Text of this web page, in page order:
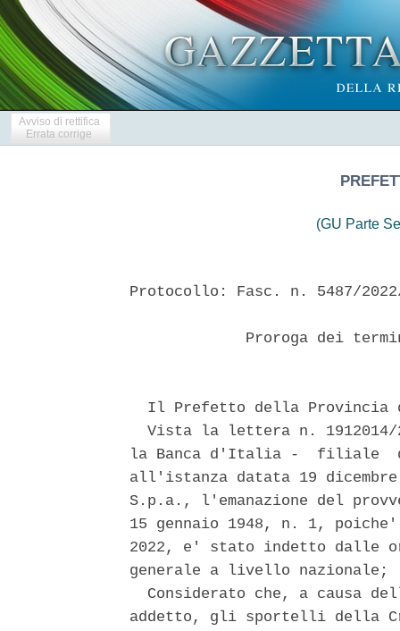
Avviso di rettifica
Errata corrige
(GU Parte
Protocollo: Fasc. n. 5487/
Proroga dei
Il Prefetto della Provincia
Vista la lettera n.
la Banca d'Italia -  filiale
all'istanza datata 19
S.p.a., l'emanazione del
15 gennaio 1948, n. 1,
2022, e' stato indetto dalle
generale a livello nazionale;
Considerato che, a causa
addetto, gli sportelli della